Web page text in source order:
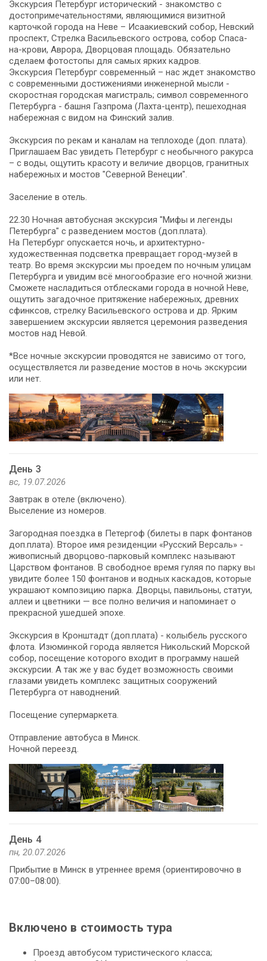
Экскурсия Петербург исторический - знакомство с
достопримечательностями, являющимися визитной
карточкой города на Неве – Исаакиевский собор, Невский
проспект, Стрелка Васильевского острова, собор Спаса-
на-крови, Аврора, Дворцовая площадь. Обязательно
сделаем фотостопы для самых ярких кадров.
Экскурсия Петербург современный – нас ждет знакомство
с современными достижениями инженерной мысли -
скоростная городская магистраль; символ современного
Петербурга - башня Газпрома (Лахта-центр), пешеходная
набережная с видом на Финский залив.
Экскурсия по рекам и каналам на теплоходе (доп. плата).
Приглашаем Вас увидеть Петербург с необычного ракурса
– с воды, ощутить красоту и величие дворцов, гранитных
набережных и мостов "Северной Венеции".
Заселение в отель.
22.30 Ночная автобусная экскурсия "Мифы и легенды
Петербурга" с разведением мостов (доп.плата).
На Петербург опускается ночь, и архитектурно-
художественная подсветка превращает город-музей в
театр. Во время экскурсии мы проедем по ночным улицам
Петербурга и увидим всё многообразие его ночной жизни.
Сможете насладиться отблесками города в ночной Неве,
ощутить загадочное притяжение набережных, древних
сфинксов, стрелку Васильевского острова и др. Ярким
завершением экскурсии является церемония разведения
мостов над Невой.
*Все ночные экскурсии проводятся не зависимо от того,
осуществляется ли разведение мостов в ночь экскурсии
или нет.
День 3
вс, 19.07.2026
Завтрак в отеле (включено).
Выселение из номеров.
Загородная поездка в Петергоф (билеты в парк фонтанов
доп.плата). Второе имя резиденции «Русский Версаль» -
живописный дворцово-парковый комплекс называют
Царством фонтанов. В свободное время гуляя по парку вы
увидите более 150 фонтанов и водных каскадов, которые
украшают композицию парка. Дворцы, павильоны, статуи,
аллеи и цветники — все полно величия и напоминает о
прекрасной ушедшей эпохе.
Экскурсия в Кронштадт (доп.плата) - колыбель русского
флота. Изюминкой города является Никольский Морской
собор, посещение которого входит в программу нашей
экскурсии. А так же у вас будет возможность своими
глазами увидеть комплекс защитных сооружений
Петербурга от наводнений.
Посещение супермаркета.
Отправление автобуса в Минск.
Ночной переезд.
День 4
пн, 20.07.2026
Прибытие в Минск в утреннее время (ориентировочно в
07:00–08:00).
Включено в стоимость тура
Проезд автобусом туристического класса;